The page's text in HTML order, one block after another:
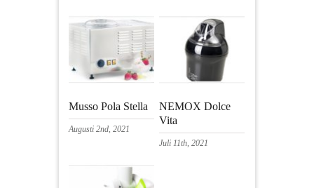
Musso Pola Stella
Augusti 2nd, 2021
NEMOX Dolce
Vita
Juli 11th, 2021